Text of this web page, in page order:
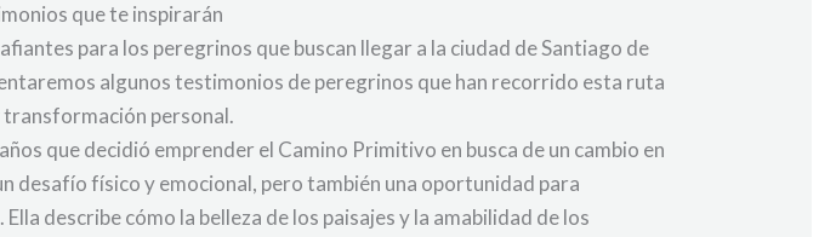
que te inspirarán
para los peregrinos que buscan llegar a la ciudad de Santiago de
algunos testimonios de peregrinos que han recorrido esta ruta
transformación personal.
que decidió emprender el Camino Primitivo en busca de un cambio en
desafío físico y emocional, pero también una oportunidad para
describe cómo la belleza de los paisajes y la amabilidad de los